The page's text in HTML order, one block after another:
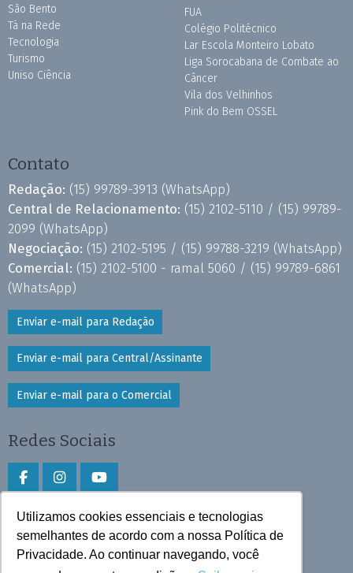
Utilizamos cookies essenciais e tecnologias
semelhantes de acordo com a nossa Política de
Privacidade. Ao continuar navegando, você
São Bento
Tá na Rede
Tecnologia
Turismo
Uniso Ciência
FUA
Colégio Politécnico
Lar Escola Monteiro Lobato
Liga Sorocabana de Combate ao
Câncer
Vila dos Velhinhos
Pink do Bem OSSEL
Contato
Redação: (15) 99789-3913 (WhatsApp)
Central de Relacionamento: (15) 2102-5110 / (15) 99789-
2099 (WhatsApp)
Negociação: (15) 2102-5195 / (15) 99788-3219 (WhatsApp)
Comercial: (15) 2102-5100 - ramal 5060 / (15) 99789-6861
(WhatsApp)
Enviar e-mail para Redação
Enviar e-mail para Central/Assinante
Enviar e-mail para o Comercial
Redes Sociais
Faça download do aplicativo
Play Store e App Store